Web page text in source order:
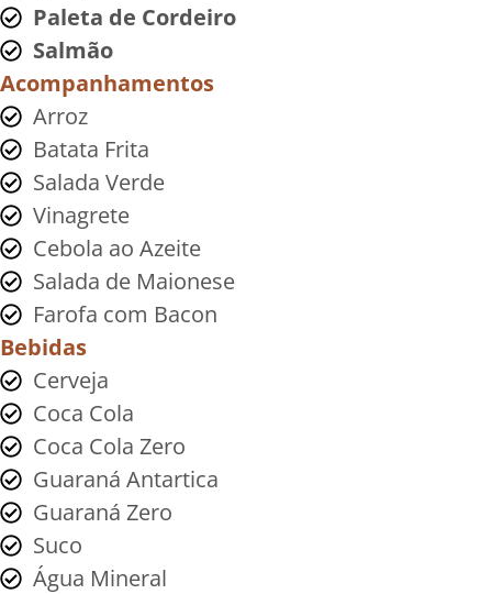
Paleta de Cordeiro
Salmão
Acompanhamentos
Arroz
Batata Frita
Salada Verde
Vinagrete
Cebola ao Azeite
Salada de Maionese
Farofa com Bacon
Bebidas
Cerveja
Coca Cola
Coca Cola Zero
Guaraná Antartica
Guaraná Zero
Suco
Água Mineral